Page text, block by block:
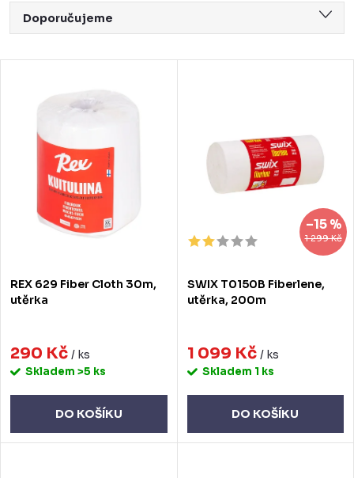
Ř
a
u
t
ů
Doporučujeme
Nejprodávanější
Abecedně
d
k
REX 629 Fiber Cloth 30m,
utěrka
290 Kč / ks
Skladem >5 ks
DO KOŠÍKU
1 299 Kč
–15 %
SWIX T0150B Fiberlene,
utěrka, 200m
1 099 Kč / ks
Skladem 1 ks
DO KOŠÍKU